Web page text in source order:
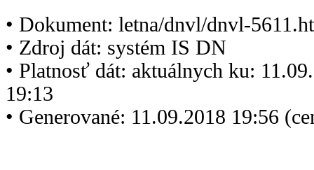
• Dokument: letna/dnvl/dnvl-
• Zdroj dát: systém IS DN
• Platnosť dát: aktuálnych ku:
19:13
• Generované: 11.09.2018 19:56